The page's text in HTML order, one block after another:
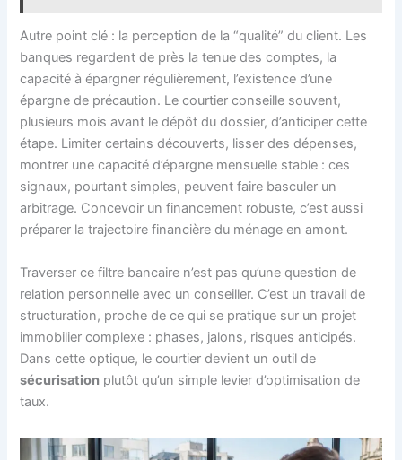
Autre point clé : la perception de la “qualité” du client. Les
banques regardent de près la tenue des comptes, la
capacité à épargner régulièrement, l’existence d’une
épargne de précaution. Le courtier conseille souvent,
plusieurs mois avant le dépôt du dossier, d’anticiper cette
étape. Limiter certains découverts, lisser des dépenses,
montrer une capacité d’épargne mensuelle stable : ces
signaux, pourtant simples, peuvent faire basculer un
arbitrage. Concevoir un financement robuste, c’est aussi
préparer la trajectoire financière du ménage en amont.
Traverser ce filtre bancaire n’est pas qu’une question de
relation personnelle avec un conseiller. C’est un travail de
structuration, proche de ce qui se pratique sur un projet
immobilier complexe : phases, jalons, risques anticipés.
Dans cette optique, le courtier devient un outil de
sécurisation plutôt qu’un simple levier d’optimisation de
taux.